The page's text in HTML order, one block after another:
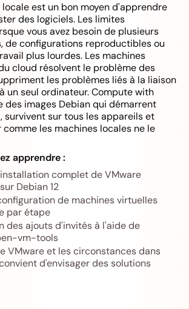
est un bon moyen d'apprendre
des logiciels. Les limites
vous avez besoin de plusieurs
de configurations reproductibles ou
plus lourdes. Les machines
cloud résolvent le problème des
les problèmes liés à la liaison
un seul ordinateur. Compute with
des images Debian qui démarrent
survivent sur tous les appareils et
comme les machines locales ne le
apprendre :
complet de VMware
Debian 12
de machines virtuelles
par étape
des ajouts d'invités à l'aide de
vm-tools
VMware et les circonstances dans
d'envisager des solutions